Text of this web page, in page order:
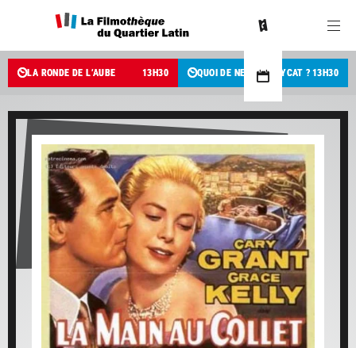
LA RONDE DE L’AUBE 13 H30 QUOI DE NEUF PUSSYCAT ? 13 H30